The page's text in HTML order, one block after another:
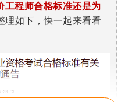
工程师合格标准还是为
理如下，快一起来看看